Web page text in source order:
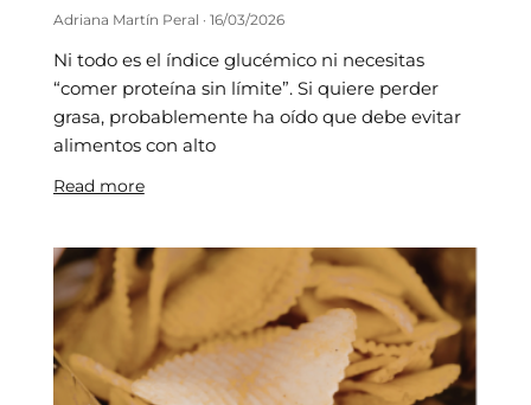
Adriana Martín Peral 16/03/2026
Ni todo es el índice glucémico ni necesitas
“comer proteína sin límite”. Si quiere perder
grasa, probablemente ha oído que debe evitar
alimentos con alto
Read more